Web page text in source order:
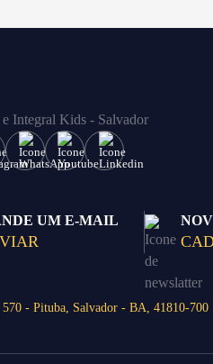
UM E-MAIL
570 - Pituba, Salvador - BA, 41810-700